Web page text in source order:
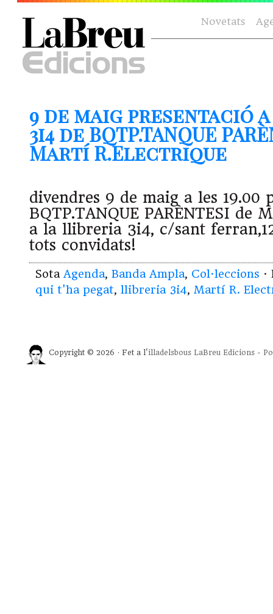
Novetats
9 de maig
3i4 de BQTP.TANQUE
Martí R.Electrique
divendres 9 de maig a les 19.00
BQTP.TANQUE PARÈNTESI de
a la llibreria 3i4, c/sant
tots convidats!
Sota Agenda, Banda Ampla, Col·leccions
qui t'ha pegat, llibreria 3i4, Martí R.
Copyright © 2026 · Fet a l'illadelsbous LaBreu Edicions -